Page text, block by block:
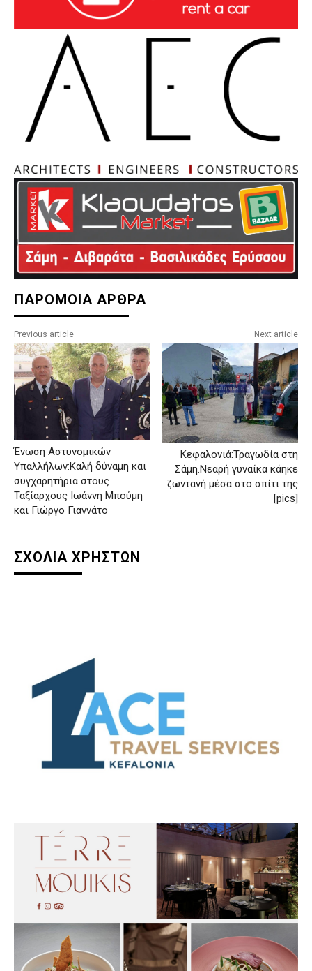
ΠΑΡΟΜΟΙΑ ΑΡΘΡΑ
Previous article
Ένωση Αστυνομικών
Υπαλλήλων:Καλή δύναμη και
συγχαρητήρια στους
Ταξίαρχους Ιωάννη Μπούμη
και Γιώργο Γιαννάτο
Next article
Κεφαλονιά:Τραγωδία στη
Σάμη.Νεαρή γυναίκα κάηκε
ζωντανή μέσα στο σπίτι της
[pics]
ΣΧΟΛΙΑ ΧΡΗΣΤΩΝ